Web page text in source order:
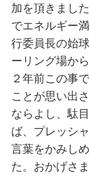
加を頂きまし
でエネルギー
行委員長の始
ーリング場か
２年前この事
ことが思い出
ならよし、駄
ば、プレッシ
言葉をかみし
た。おかげさ